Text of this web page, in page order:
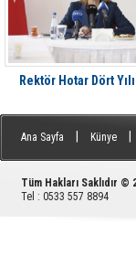
Rektör Hotar Dört
Ana Sayfa Künye
Tüm Hakları Saklıdır ©
Tel : 0533 557 8894